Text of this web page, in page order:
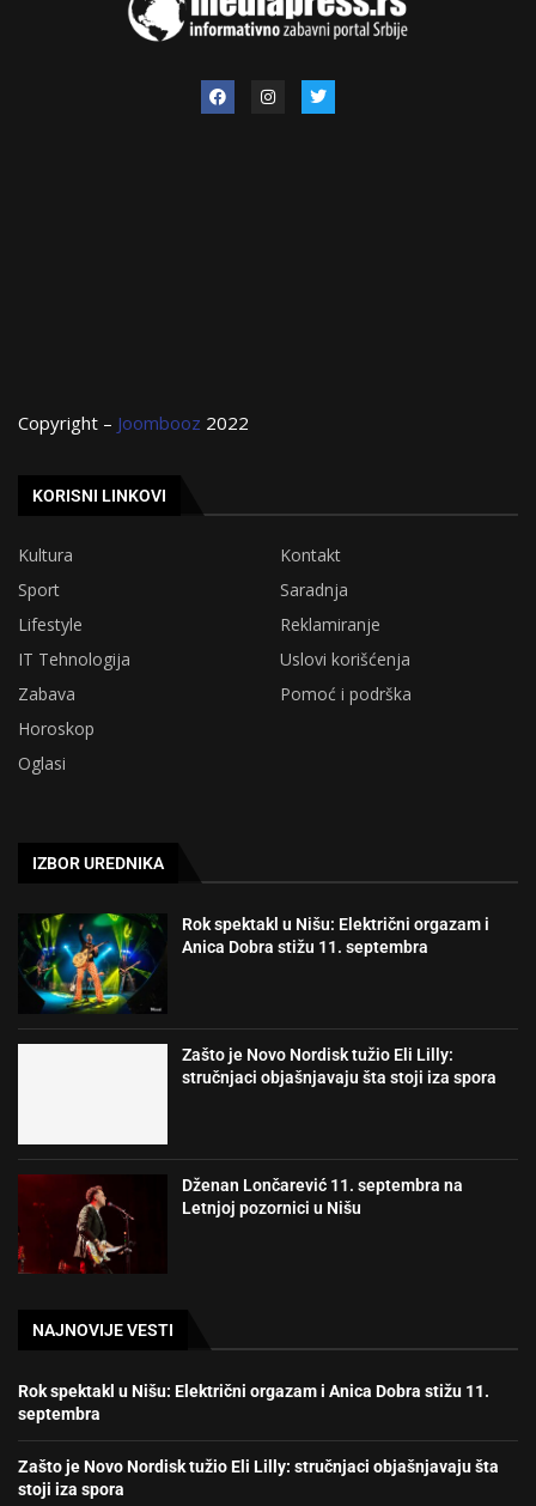
Copyright – Joombooz 2022
KORISNI LINKOVI
Kultura
Kontakt
Sport
Saradnja
Lifestyle
Reklamiranje
IT Tehnologija
Uslovi korišćenja
Zabava
Pomoć i podrška
Horoskop
Oglasi
IZBOR UREDNIKA
Rok spektakl u Nišu: Električni orgazam i
Anica Dobra stižu 11. septembra
Zašto je Novo Nordisk tužio Eli Lilly:
stručnjaci objašnjavaju šta stoji iza spora
Dženan Lončarević 11. septembra na
Letnjoj pozornici u Nišu
NAJNOVIJE VESTI
Rok spektakl u Nišu: Električni orgazam i Anica Dobra stižu 11.
septembra
Zašto je Novo Nordisk tužio Eli Lilly: stručnjaci objašnjavaju šta
stoji iza spora